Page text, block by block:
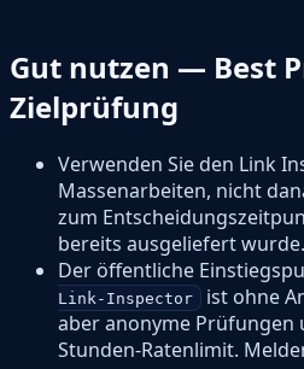
Gut nutzen — Best
Zielprüfung
Verwenden Sie den Link
Massenarbeiten, nicht
zum
bereits ausgeliefert wurde.
Der öffentliche
Link-Inspector
ist ohne
aber anonyme Prüfungen
Stunden-Ratenlimit.